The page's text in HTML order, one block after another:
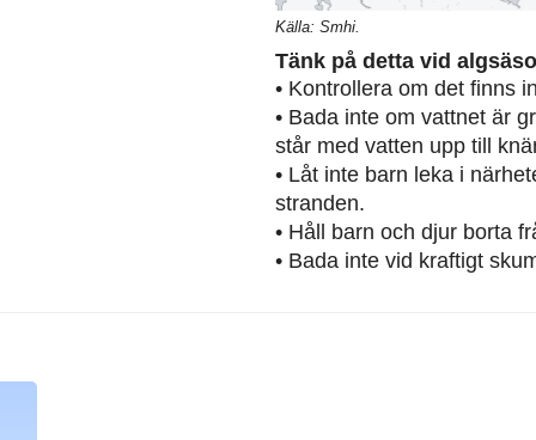
Källa: Smhi.
Tänk på detta vid
• Kontrollera om det finns
• Bada inte om vattnet är
står med vatten upp till
• Låt inte barn leka i
stranden.
• Håll barn och djur borta
• Bada inte vid kraftigt